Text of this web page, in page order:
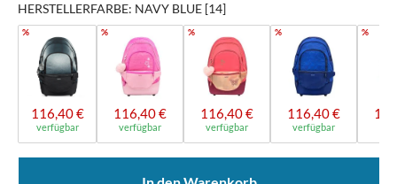
HERSTELLERFARBE: NAVY BLUE [14]
%
116,40 €
verfügbar
%
116,40 €
verfügbar
%
116,40 €
verfügbar
%
116,40 €
verfügbar
%